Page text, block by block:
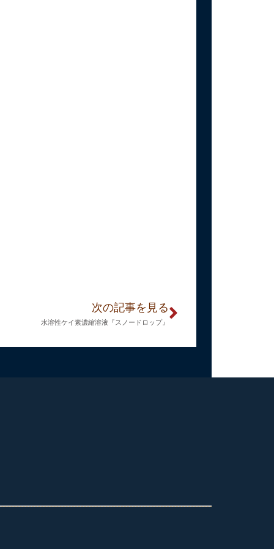
次の記事を見る
水溶性ケイ素濃縮溶液『スノードロップ』